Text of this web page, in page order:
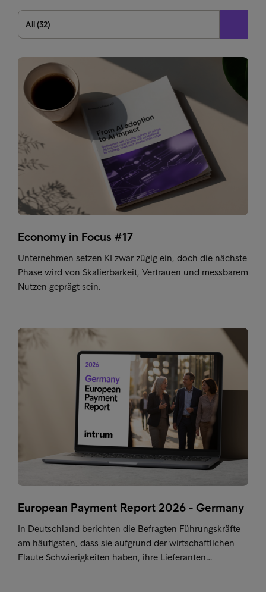
All (32)
Economy in Focus #17
Unternehmen setzen KI zwar zügig ein, doch die nächste
Phase wird von Skalierbarkeit, Vertrauen und messbarem
Nutzen geprägt sein.
European Payment Report 2026 - Germany
In Deutschland berichten die Befragten Führungskräfte
am häufigsten, dass sie aufgrund der wirtschaftlichen
Flaute Schwierigkeiten haben, ihre Lieferanten…